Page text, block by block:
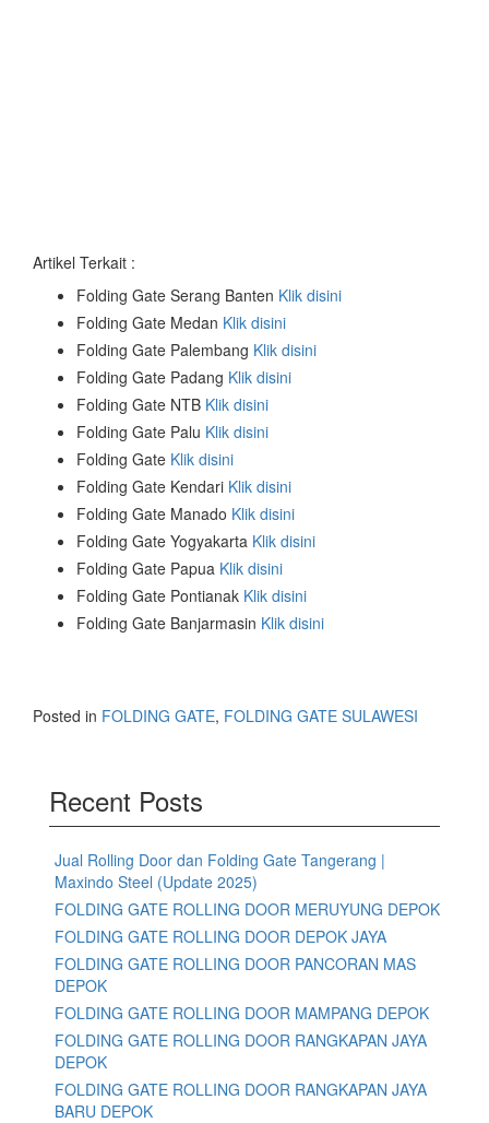
Artikel Terkait :
Folding Gate Serang Banten Klik disini
Folding Gate Medan Klik disini
Folding Gate Palembang Klik disini
Folding Gate Padang Klik disini
Folding Gate NTB Klik disini
Folding Gate Palu Klik disini
Folding Gate Klik disini
Folding Gate Kendari Klik disini
Folding Gate Manado Klik disini
Folding Gate Yogyakarta Klik disini
Folding Gate Papua Klik disini
Folding Gate Pontianak Klik disini
Folding Gate Banjarmasin Klik disini
Posted in FOLDING GATE, FOLDING GATE SULAWESI
Recent Posts
Jual Rolling Door dan Folding Gate Tangerang |
Maxindo Steel (Update 2025)
FOLDING GATE ROLLING DOOR MERUYUNG DEPOK
FOLDING GATE ROLLING DOOR DEPOK JAYA
FOLDING GATE ROLLING DOOR PANCORAN MAS
DEPOK
FOLDING GATE ROLLING DOOR MAMPANG DEPOK
FOLDING GATE ROLLING DOOR RANGKAPAN JAYA
DEPOK
FOLDING GATE ROLLING DOOR RANGKAPAN JAYA
BARU DEPOK